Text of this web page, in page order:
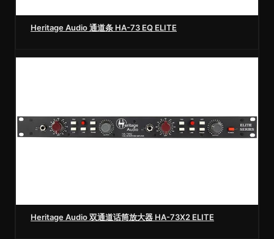
Heritage Audio 通道条 HA-73 EQ ELITE
Heritage Audio 双通道话筒放大器 HA-73X2 ELITE